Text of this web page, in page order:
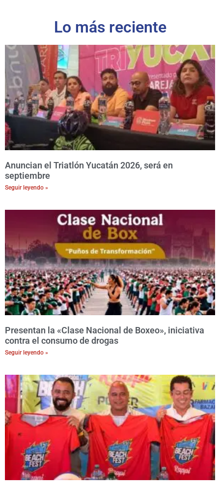
Lo más reciente
Anuncian el Triatlón Yucatán 2026, será en
septiembre
Seguir leyendo »
Presentan la «Clase Nacional de Boxeo», iniciativa
contra el consumo de drogas
Seguir leyendo »